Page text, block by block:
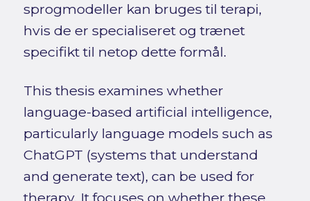
sprogmodeller kan bruges til terapi,
hvis de er specialiseret og trænet
specifikt til netop dette formål.
This thesis examines whether
language-based artificial intelligence,
particularly language models such as
ChatGPT (systems that understand
and generate text), can be used for